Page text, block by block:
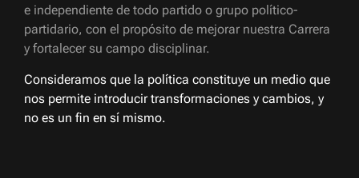
e independiente de todo partido o grupo político-
partidario, con el propósito de mejorar nuestra Carrera
y fortalecer su campo disciplinar.
Consideramos que la política constituye un medio que
nos permite introducir transformaciones y cambios, y
no es un fin en sí mismo.